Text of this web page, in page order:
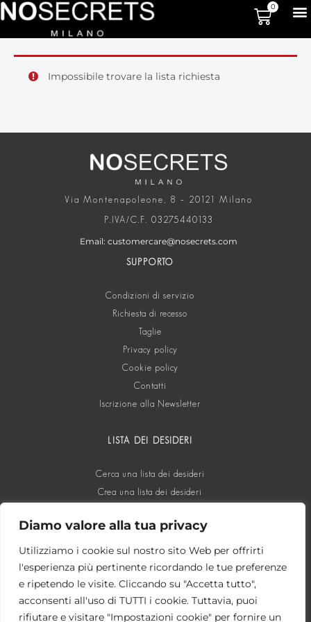
Diamo valore alla tua privacy
Utilizziamo i cookie sul nostro sito Web per offrirti
l'esperienza più pertinente ricordando le tue preferenze
e ripetendo le visite. Cliccando su "Accetta tutto",
acconsenti all'uso di TUTTI i cookie. Tuttavia, puoi
rifiutare e visitare "Impostazioni cookie" per fornire un
0
Impossibile trovare la lista richiesta
Via Montenapoleone, 8 – 20121 Milano
P.IVA/C.F. 03275440133
Email: customercare@nosecrets.com
SUPPORTO
Condizioni di servizio
Richiesta di recesso
Taglie
Privacy policy
Cookie policy
Contatti
Iscrizione alla Newsletter
LISTA DEI DESIDERI
Cerca una lista dei desideri
Crea una lista dei desideri
SOCIAL